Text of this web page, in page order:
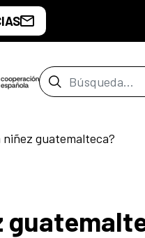
Barra de
niñez guatemalteca?